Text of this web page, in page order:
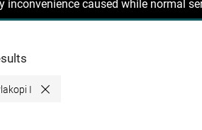
caused while normal
I Close